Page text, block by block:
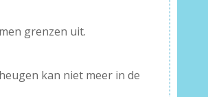
grenzen uit.
kan niet meer in de